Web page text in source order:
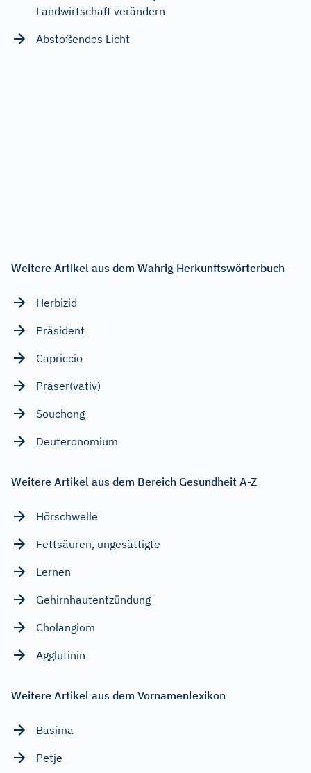
Landwirtschaft verändern
Abstoßendes Licht
Weitere Artikel aus dem Wahrig Herkunftswörterbuch
Herbizid
Präsident
Capriccio
Präser(vativ)
Souchong
Deuteronomium
Weitere Artikel aus dem Bereich Gesundheit A-Z
Hörschwelle
Fettsäuren, ungesättigte
Lernen
Gehirnhautentzündung
Cholangiom
Agglutinin
Weitere Artikel aus dem Vornamenlexikon
Basima
Petje